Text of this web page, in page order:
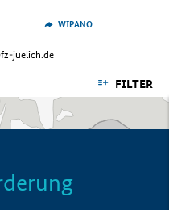
juelich.de
WIPANO
FILTER